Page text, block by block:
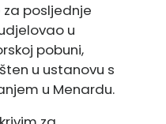
za posljednje
u
pobuni,
u ustanovu s
u Menardu.